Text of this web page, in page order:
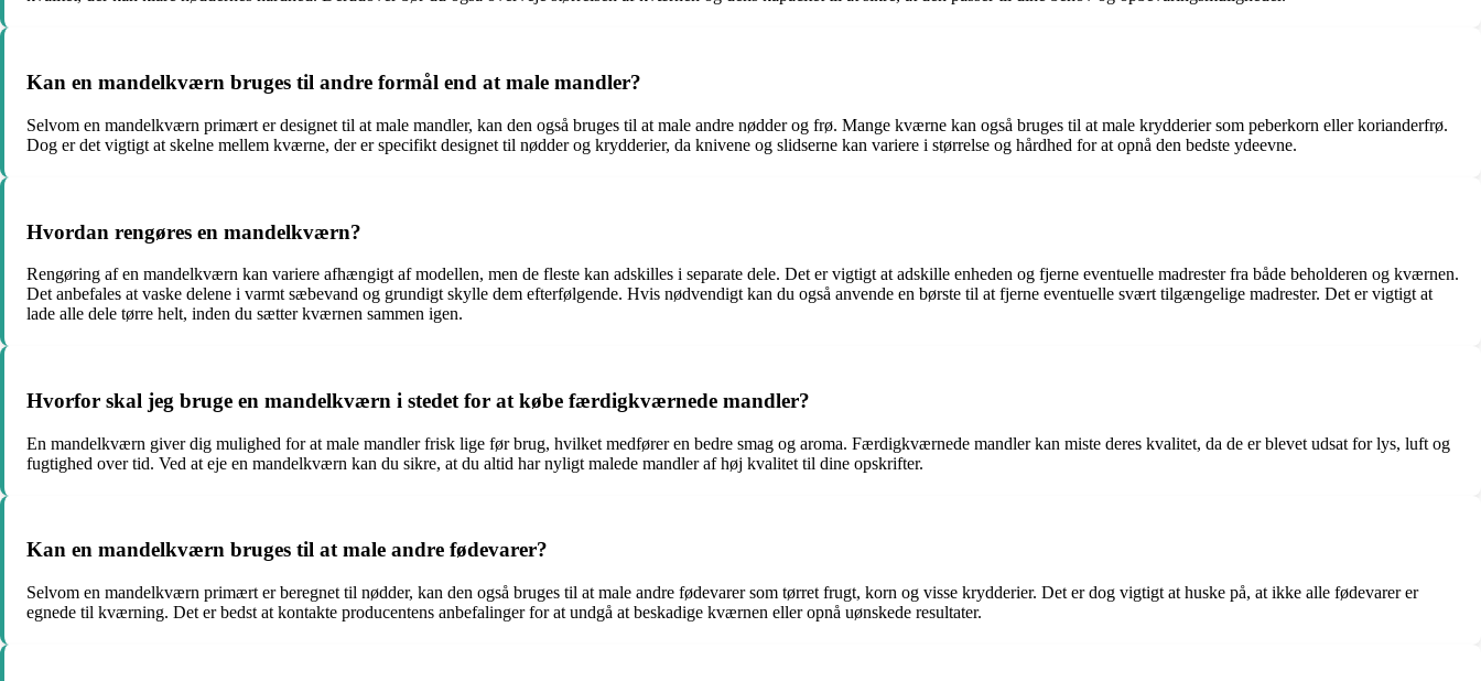
Kan en mandelkværn bruges til andre formål end at male mandler?
Selvom en mandelkværn primært er designet til at male mandler, kan den også bruges til at male andre nødder og frø. Mange kværne kan også bruges til at male krydderier som peberkorn eller korianderfrø.
Dog er det vigtigt at skelne mellem kværne, der er specifikt designet til nødder og krydderier, da knivene og slidserne kan variere i størrelse og hårdhed for at opnå den bedste ydeevne.
Hvordan rengøres en mandelkværn?
Rengøring af en mandelkværn kan variere afhængigt af modellen, men de fleste kan adskilles i separate dele. Det er vigtigt at adskille enheden og fjerne eventuelle madrester fra både beholderen og kværnen.
Det anbefales at vaske delene i varmt sæbevand og grundigt skylle dem efterfølgende. Hvis nødvendigt kan du også anvende en børste til at fjerne eventuelle svært tilgængelige madrester. Det er vigtigt at
lade alle dele tørre helt, inden du sætter kværnen sammen igen.
Hvorfor skal jeg bruge en mandelkværn i stedet for at købe færdigkværnede mandler?
En mandelkværn giver dig mulighed for at male mandler frisk lige før brug, hvilket medfører en bedre smag og aroma. Færdigkværnede mandler kan miste deres kvalitet, da de er blevet udsat for lys, luft og
fugtighed over tid. Ved at eje en mandelkværn kan du sikre, at du altid har nyligt malede mandler af høj kvalitet til dine opskrifter.
Kan en mandelkværn bruges til at male andre fødevarer?
Selvom en mandelkværn primært er beregnet til nødder, kan den også bruges til at male andre fødevarer som tørret frugt, korn og visse krydderier. Det er dog vigtigt at huske på, at ikke alle fødevarer er
egnede til kværning. Det er bedst at kontakte producentens anbefalinger for at undgå at beskadige kværnen eller opnå uønskede resultater.